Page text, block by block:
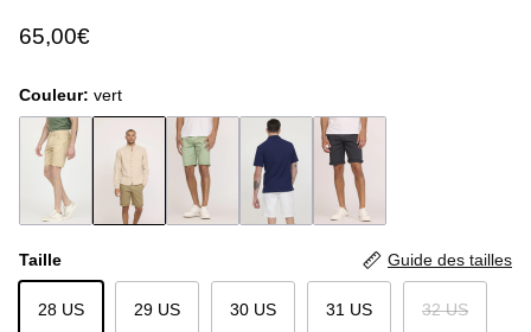
65,00€
Couleur: vert
Taille Guide des tailles
28 US 29 US 30 US 31 US 32 US